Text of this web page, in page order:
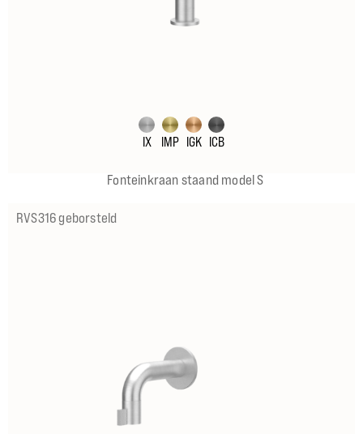
IX IMP IGK ICB
Fonteinkraan staand model S
RVS316 geborsteld